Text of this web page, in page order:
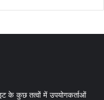
के कुछ तत्वों में उपयोगकर्ताओं